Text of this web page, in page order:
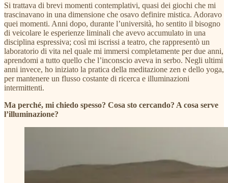
Si trattava di brevi momenti contemplativi, quasi dei giochi che mi
trascinavano in una dimensione che osavo definire mistica. Adoravo
quei momenti. Anni dopo, durante l’università, ho sentito il bisogno
di veicolare le esperienze liminali che avevo accumulato in una
disciplina espressiva; così mi iscrissi a teatro, che rappresentò un
laboratorio di vita nel quale mi immersi completamente per due anni,
aprendomi a tutto quello che l’inconscio aveva in serbo. Negli ultimi
anni invece, ho iniziato la pratica della meditazione zen e dello yoga,
per mantenere un flusso costante di ricerca e illuminazioni
intermittenti.
Ma perché, mi chiedo spesso? Cosa sto cercando? A cosa serve
l’illuminazione?